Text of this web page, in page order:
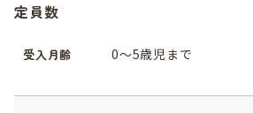
定員数
受入月齢 0〜5歳児まで